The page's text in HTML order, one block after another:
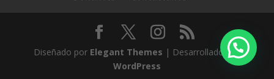
Diseñado por Elegant Themes | Desarrollado por
WordPress